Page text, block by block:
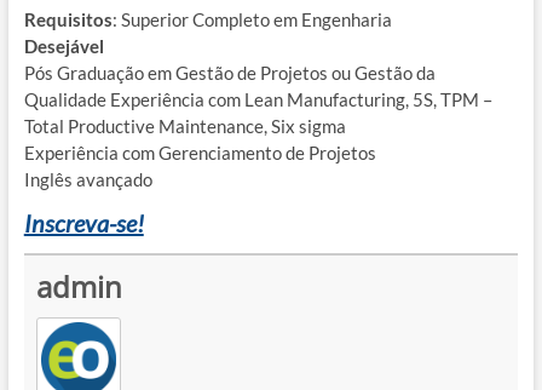
Requisitos: Superior Completo em Engenharia
Desejável
Pós Graduação em Gestão de Projetos ou Gestão da
Qualidade Experiência com Lean Manufacturing, 5S, TPM –
Total Productive Maintenance, Six sigma
Experiência com Gerenciamento de Projetos
Inglês avançado
Inscreva-se!
admin